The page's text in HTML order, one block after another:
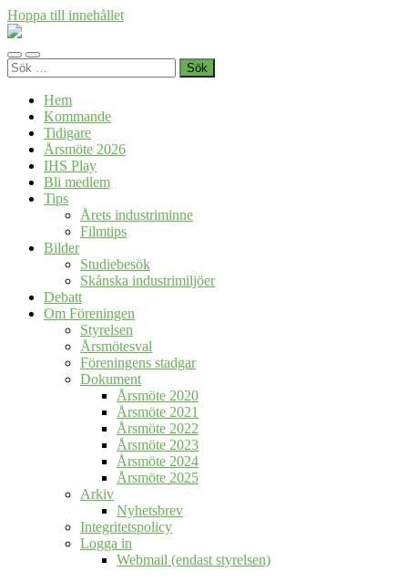
Hoppa till innehållet
Föreningen
i
Skåne
Slå
på/av
Slå
på/av
Sök
efter:
Hem
Kommande
Tidigare
Årsmöte 2026
IHS Play
Bli medlem
Tips
Årets industriminne
Filmtips
Bilder
Studiebesök
Skånska industrimiljöer
Debatt
Om Föreningen
Styrelsen
Årsmötesval
Föreningens stadgar
Dokument
Årsmöte 2020
Årsmöte 2021
Årsmöte 2022
Årsmöte 2023
Årsmöte 2024
Årsmöte 2025
Arkiv
Nyhetsbrev
Integritetspolicy
Logga in
Webmail (endast styrelsen)